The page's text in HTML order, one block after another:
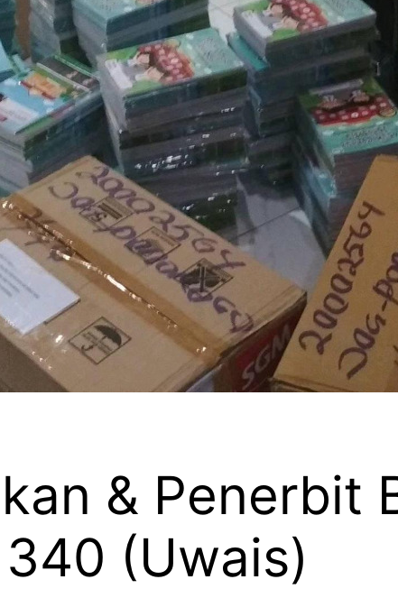
& Penerbit
(Uwais)